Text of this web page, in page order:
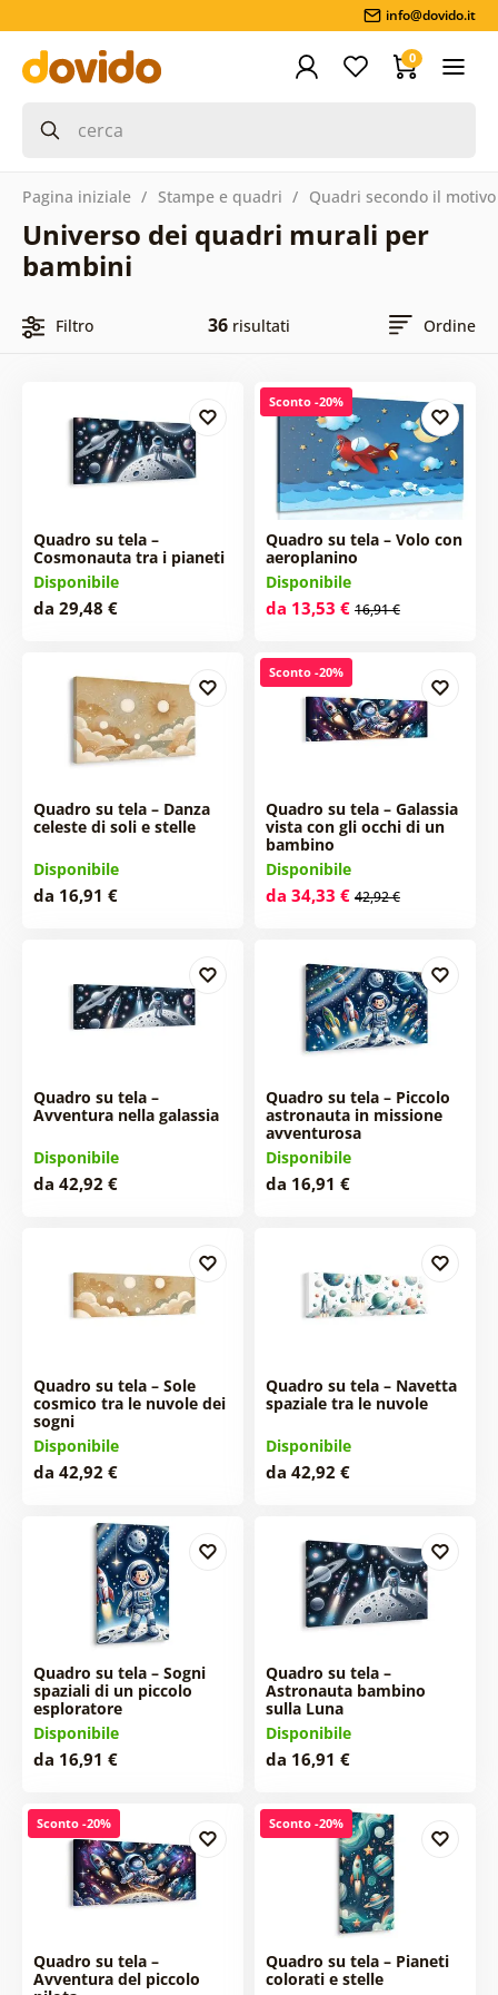
info@dovido.it
0
Pagina iniziale Stampe e quadri Quadri secondo il motivo
Universo dei quadri murali per
bambini
Filtro 36 risultati Ordine
Quadro su tela –
Cosmonauta tra i pianeti
Disponibile
da 29,48 €
Sconto -20%
Quadro su tela – Volo con
aeroplanino
Disponibile
da 13,53 € 16,91 €
Quadro su tela – Danza
celeste di soli e stelle
Disponibile
da 16,91 €
Sconto -20%
Quadro su tela – Galassia
vista con gli occhi di un
bambino
Disponibile
da 34,33 € 42,92 €
Quadro su tela –
Avventura nella galassia
Disponibile
da 42,92 €
Quadro su tela – Piccolo
astronauta in missione
avventurosa
Disponibile
da 16,91 €
Quadro su tela – Sole
cosmico tra le nuvole dei
sogni
Disponibile
da 42,92 €
Quadro su tela – Navetta
spaziale tra le nuvole
Disponibile
da 42,92 €
Quadro su tela – Sogni
spaziali di un piccolo
esploratore
Disponibile
da 16,91 €
Quadro su tela –
Astronauta bambino
sulla Luna
Disponibile
da 16,91 €
Sconto -20%
Quadro su tela –
Avventura del piccolo
Sconto -20%
Quadro su tela – Pianeti
colorati e stelle